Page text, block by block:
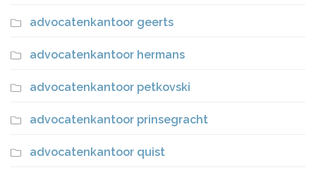
advocatenkantoor geerts
advocatenkantoor hermans
advocatenkantoor petkovski
advocatenkantoor prinsegracht
advocatenkantoor quist